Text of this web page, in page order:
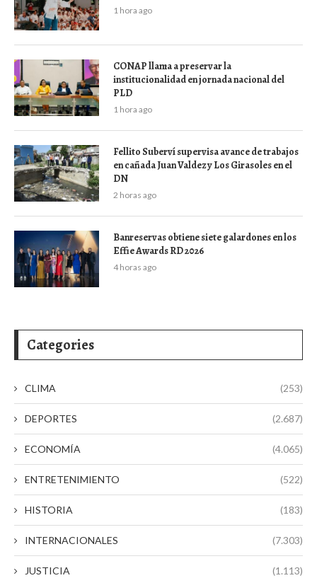
1 hora ago
CONAP llama a preservar la
institucionalidad en jornada nacional del
PLD
1 hora ago
Fellito Suberví supervisa avance de trabajos
en cañada Juan Valdez y Los Girasoles en el
DN
2 horas ago
Banreservas obtiene siete galardones en los
Effie Awards RD 2026
4 horas ago
Categories
CLIMA (253)
DEPORTES (2.687)
ECONOMÍA (4.065)
ENTRETENIMIENTO (522)
HISTORIA (183)
INTERNACIONALES (7.303)
JUSTICIA (1.113)